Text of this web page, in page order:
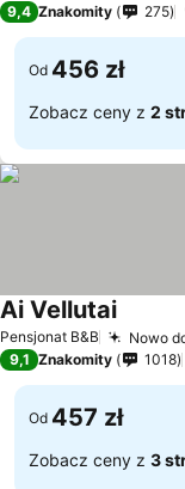
9,4 Znakomity 275
Od 456 zł
Zobacz ceny z 2
Pensjonat B&B Nowo
Ai Vellutai
9,1 Znakomity 1018
Od 457 zł
Zobacz ceny z 3